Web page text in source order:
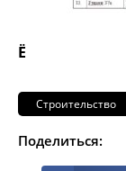
Ё
Строительство
Поделиться: